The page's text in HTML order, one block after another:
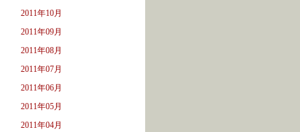
2011年10月
2011年09月
2011年08月
2011年07月
2011年06月
2011年05月
2011年04月